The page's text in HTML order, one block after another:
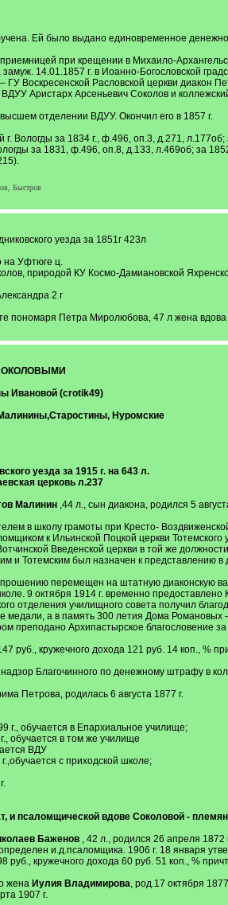
Ей было выдано единовременное
при крещении в Михаило-
14.01.1857 г. в Иоанно-Богословской
Воскресенской Расловской церкви диакон
Аристарх Арсеньевич Соколов и
отделении ВДУУ. Окончил его в 1857 г.
г. Вологды за 1834 г., ф.496, оп.3, д.271,
за 1831, ф.496, оп.8, д.133, л.469об; за
Быстров
уезда за 1851г 423л
на Уфтюге ц.
природой КУ Космо-Дамиановской
2 г
пономаря Петра Миролюбова, 47 л жена
Ивановой (crotik49)
Нуромские
уезда за 1915 г. на 643 л.
церковь л.237
Малинин,44 л., сын диакона, родился 5
в школу грамоты при Кресто-
к Ильинской Поцкой церкви Тотемского
Введенской церкви в той же
и Тотемским был назначен к представлению
перемещен на штатную диаконскую
9 октября 1914 г. временно
отделения училищного совета получил
а в память 300 летия Дома Романовых
преподано Архипастырское благословение
руб., кружечного дохода 121 руб. 14 коп., %
Благочинного по денежному штрафу в
Петрова, родилась 6 августа 1877 г.
г., обучается в Епархиальное училище;
обучается в том же училище
ВДУ
с приходской школе;
и псаломщической вдове Соколовой -
Баженов, 42 л., родился 26 апреля 1872
и.д.псаломщика. 1906 г. 18 января
кружечного дохода 60 руб. 51 коп., %
жена Иулия Владимирова, род.17 октября 1877
1907 г.